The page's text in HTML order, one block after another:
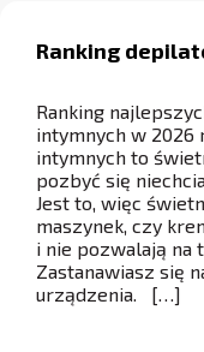
Ranking
Ranking
intymnych w 2026
intymnych to
pozbyć się
Jest to, więc
maszynek, czy
i nie pozwalają na
Zastanawiasz się
urządzenia. […]